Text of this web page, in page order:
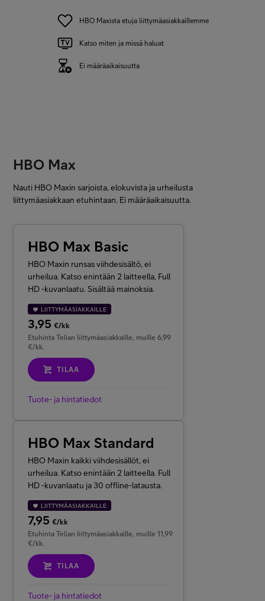
HBO Maxista etuja liittymäasiakkaillemme
Katso miten ja missä haluat
Ei määräaikaisuutta
HBO Max
Nauti HBO Maxin sarjoista, elokuvista ja urheilusta
liittymäasiakkaan etuhintaan. Ei määräaikaisuutta.
HBO Max Basic
HBO Maxin runsas viihdesisältö, ei
urheilua. Katso enintään 2 laitteella, Full
HD -kuvanlaatu. Sisältää mainoksia.
LIITTYMÄASIAKKAILLE
3,95 €/kk
Etuhinta Telian liittymäasiakkaille, muille 6,99
€/kk.
TILAA
Tuote- ja hintatiedot
HBO Max Standard
HBO Maxin kaikki viihdesisällöt, ei
urheilua. Katso enintään 2 laitteella. Full
HD -kuvanlaatu ja 30 offline-latausta.
LIITTYMÄASIAKKAILLE
7,95 €/kk
Etuhinta Telian liittymäasiakkaille, muille 11,99
€/kk.
TILAA
Tuote- ja hintatiedot